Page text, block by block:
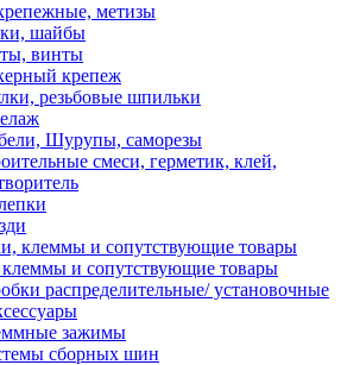
метизы
шайбы
винты
крепеж
резьбовые шпильки
Шурупы, саморезы
смеси, герметик, клей,
и сопутствующие товары
распределительные/ установочные
зажимы
сборных шин